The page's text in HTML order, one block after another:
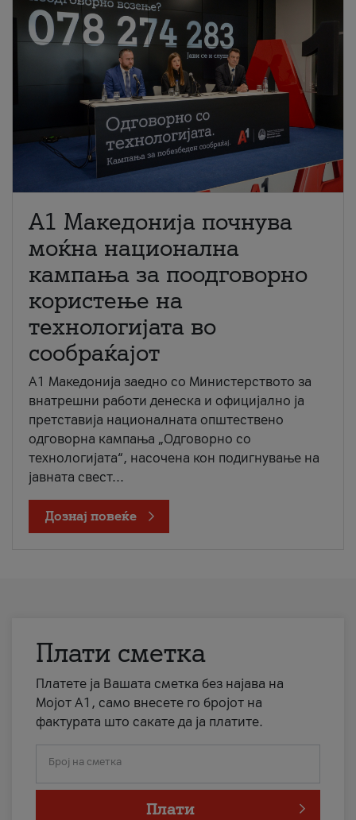
A1 Македонија почнува
моќна национална
кампања за поодговорно
користење на
технологијата во
сообраќајот
A1 Македонија заедно со Министерството за
внатрешни работи денеска и официјално ја
претставија националната општествено
одговорна кампања „Одговорно со
технологијата“, насочена кон подигнување на
јавната свест...
Дознај повеќе
Плати сметка
Платете ја Вашата сметка без најава на
Мојот А1, само внесете го бројот на
фактурата што сакате да ја платите.
Број на сметка
Плати